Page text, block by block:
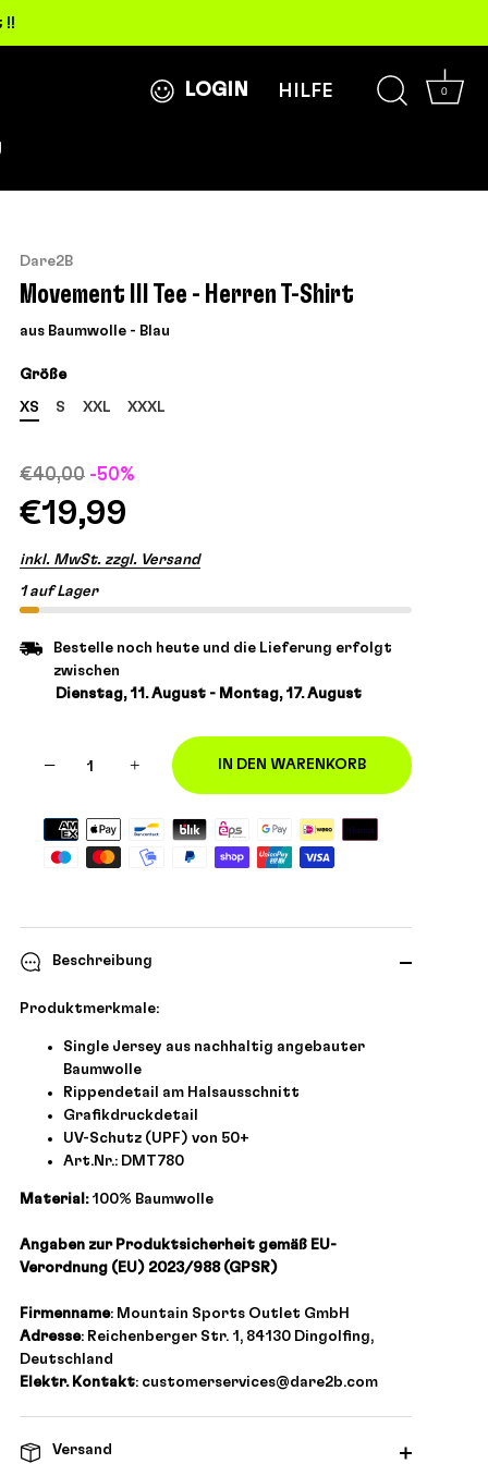
!!
LOGIN HILFE 0
Dare2B
Movement III Tee - Herren T-Shirt
aus Baumwolle - Blau
Größe
XS S XXL XXXL
€40,00 -50%
€19,99
inkl. MwSt. zzgl. Versand
1 auf Lager
Bestelle noch heute und die Lieferung erfolgt
zwischen
Dienstag, 11. August - Montag, 17. August
− + IN DEN WARENKORB
Beschreibung
Produktmerkmale:
Single Jersey aus nachhaltig angebauter
Baumwolle
Rippendetail am Halsausschnitt
Grafikdruckdetail
UV-Schutz (UPF) von 50+
Art.Nr.: DMT780
Material:100% Baumwolle
Angaben zur Produktsicherheit gemäß EU-
Verordnung (EU) 2023/988 (GPSR)
Firmenname: Mountain Sports Outlet GmbH
Adresse: Reichenberger Str. 1, 84130 Dingolfing,
Deutschland
Elektr. Kontakt: customerservices@dare2b.com
Versand